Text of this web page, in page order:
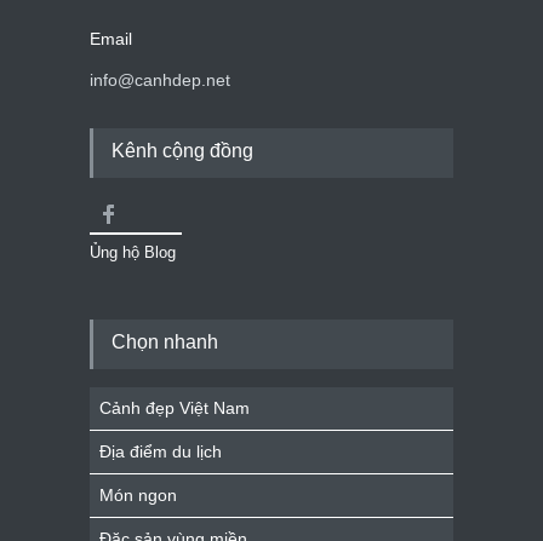
Email
info@canhdep.net
Kênh cộng đồng
Ủng hộ Blog
Chọn nhanh
Cảnh đẹp Việt Nam
Địa điểm du lịch
Món ngon